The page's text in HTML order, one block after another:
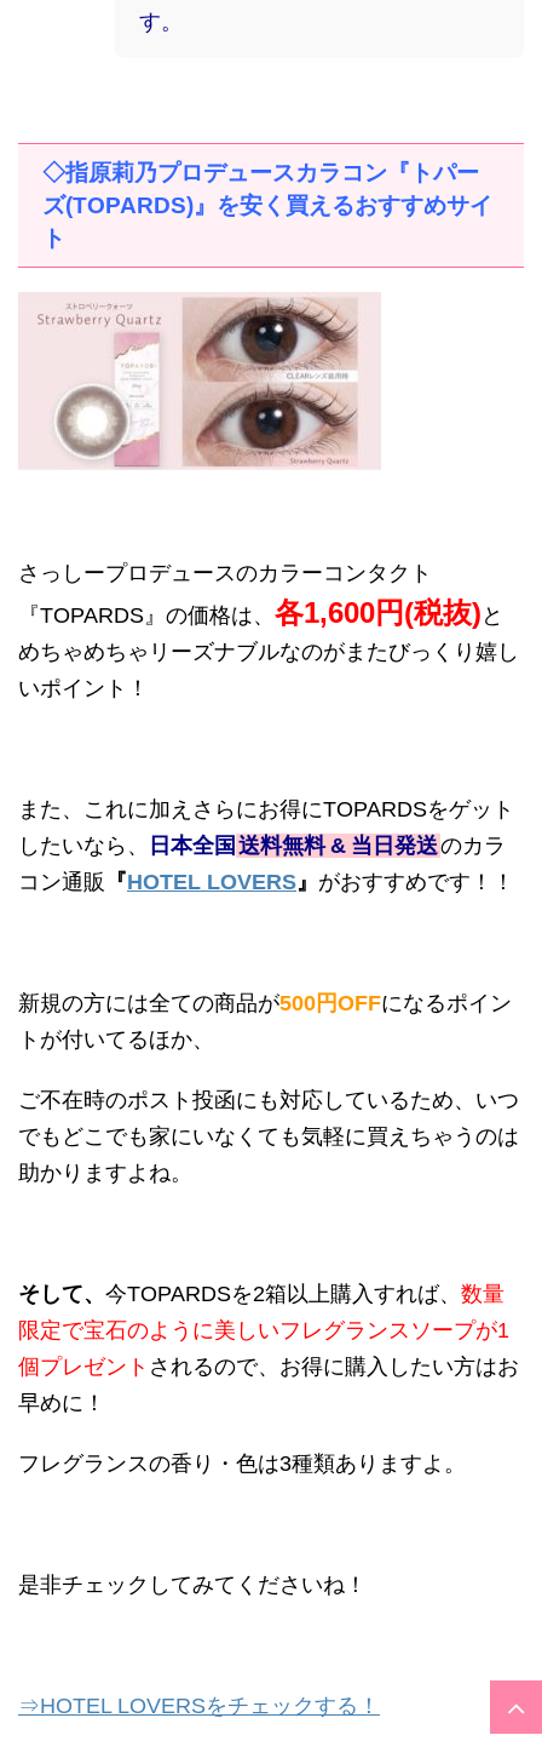
す。
◇指原莉乃プロデュースカラコン『トパー
ズ(TOPARDS)』を安く買えるおすすめサイ
ト
さっしープロデュースのカラーコンタクト
『TOPARDS』の価格は、 各1,600円(税抜) と
めちゃめちゃリーズナブルなのがまたびっくり嬉し
いポイント！
また、これに加えさらにお得にTOPARDSをゲット
したいなら、
日本全国 送料無料 & 当日発送のカラ
コン通販 『HOTEL LOVERS』 がおすすめです！！
新規の方には全ての商品が500 円OFFになるポイン
トが付いてるほか、
ご不在時のポスト投函にも対応しているため、いつ
でもどこでも家にいなくても気軽に買えちゃうのは
助かりますよね。
そして、 今TOPARDSを2箱以上購入すれば、 数量
限定で宝石のように美しいフレグランスソープが1
個プレゼント されるので、お得に購入したい方はお
早めに！
フレグランスの香り・色は3種類ありますよ。
是非チェックしてみてくださいね！
⇒HOTEL LOVERSをチェックする！